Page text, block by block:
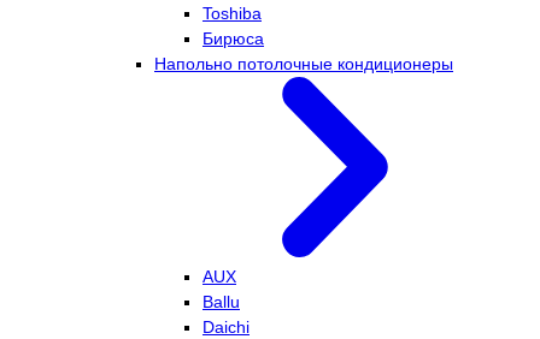
Toshiba
Бирюса
Напольно потолочные кондиционеры
AUX
Ballu
Daichi